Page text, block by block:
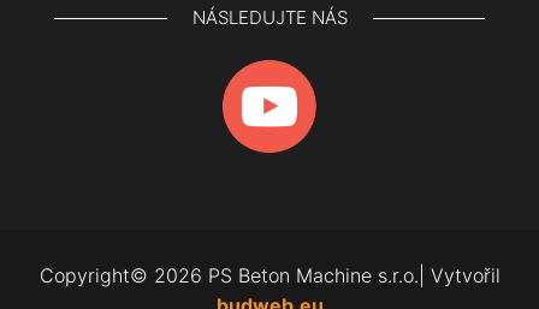
NÁSLEDUJTE NÁS
Copyright© 2026 PS Beton Machine s.r.o.| Vytvořil